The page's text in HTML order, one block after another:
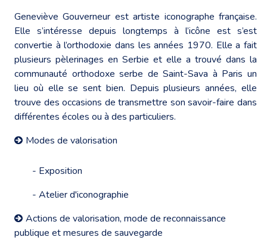
Geneviève Gouverneur est artiste iconographe française.
Elle s’intéresse depuis longtemps à l’icône est s’est
convertie à l’orthodoxie dans les années 1970. Elle a fait
plusieurs pèlerinages en Serbie et elle a trouvé dans la
communauté orthodoxe serbe de Saint-Sava à Paris un
lieu où elle se sent bien. Depuis plusieurs années, elle
trouve des occasions de transmettre son savoir-faire dans
différentes écoles ou à des particuliers.
Modes de valorisation
- Exposition
- Atelier d'iconographie
Actions de valorisation, mode de reconnaissance
publique et mesures de sauvegarde